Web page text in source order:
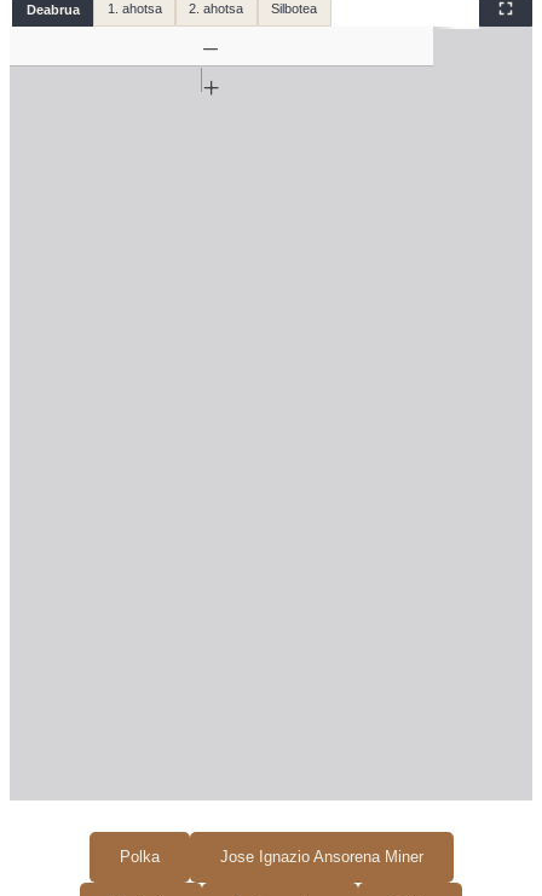
Polka Jose Ignazio Ansorena Miner
Deabrua 1. ahotsa 2. ahotsa Silbotea